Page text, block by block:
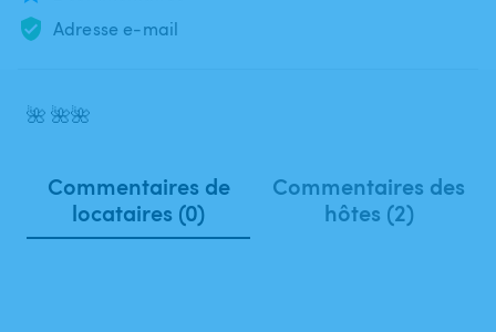
Adresse e-mail
🌺 🌺🌺
Commentaires de
locataires (0)
Commentaires des
hôtes (2)